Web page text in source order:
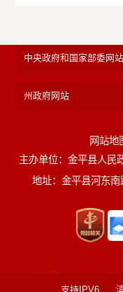
中央政府和国家部委网站
州政府网站
网站地
主办单位：金平县人民
地址：金平县河东南
支持IPV6